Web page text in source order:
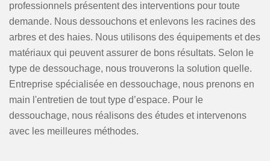
professionnels présentent des interventions pour toute
demande. Nous dessouchons et enlevons les racines des
arbres et des haies. Nous utilisons des équipements et des
matériaux qui peuvent assurer de bons résultats. Selon le
type de dessouchage, nous trouverons la solution quelle.
Entreprise spécialisée en dessouchage, nous prenons en
main l'entretien de tout type d’espace. Pour le
dessouchage, nous réalisons des études et intervenons
avec les meilleures méthodes.